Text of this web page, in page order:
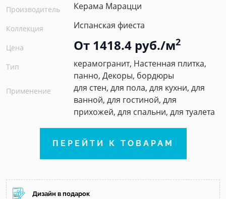
Производитель Керама Марацци
Коллекция Испанская фиеста
Цена От 1418.4 руб./м2
Тип
керамогранит, Настенная плитка,
панно, Декоры, бордюры
Применение
для стен, для пола, для кухни, для
ванной, для гостиной, для
прихожей, для спальни, для туалета
ПЕРЕЙТИ К ТОВАРАМ
Дизайн в подарок